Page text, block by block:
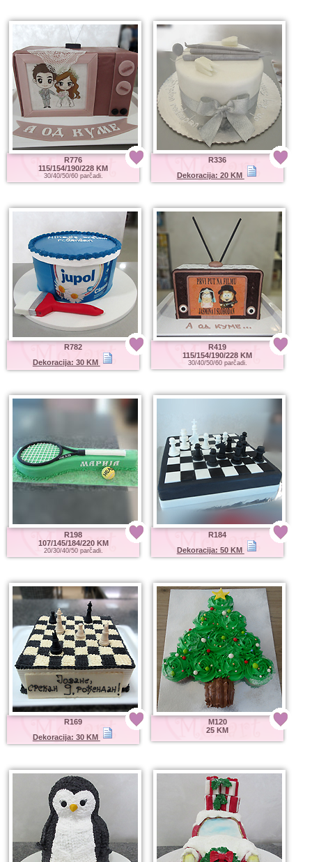
R776
115/154/190/228 KM
30/40/50/60 parčadi.
R336
Dekoracija: 20 KM
R782
Dekoracija: 30 KM
R419
115/154/190/228 KM
30/40/50/60 parčadi.
R198
107/145/184/220 KM
20/30/40/50 parčadi.
R184
Dekoracija: 50 KM
R169
Dekoracija: 30 KM
M120
25 KM